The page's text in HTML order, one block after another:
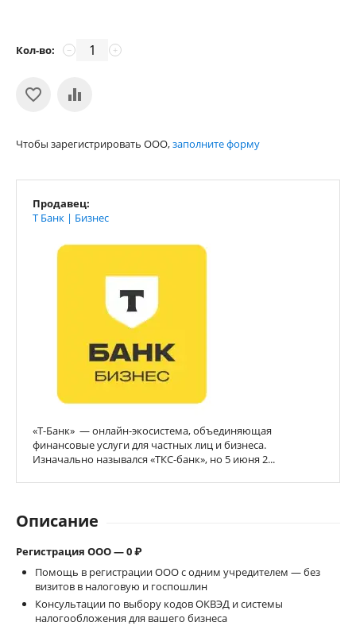
Кол-во: +
−
Чтобы зарегистрировать ООО,заполните форму
Продавец:
Т Банк | Бизнес
«Т-Банк» — онлайн-экосистема, объединяющая
финансовые услуги для частных лиц и бизнеса.
Изначально назывался «ТКС-банк», но 5 июня 2...
Описание
Регистрация ООО — 0 ₽
Помощь в регистрации ООО с одним учредителем — без
визитов в налоговую и госпошлин
Консультации по выбору кодов ОКВЭД и системы
налогообложения для вашего бизнеса